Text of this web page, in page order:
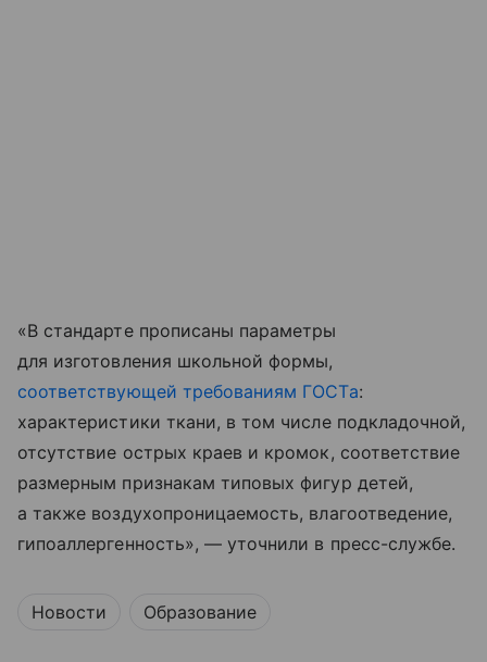
«В стандарте прописаны параметры
для изготовления школьной формы,
соответствующей требованиям ГОСТа:
характеристики ткани, в том числе подкладочной,
отсутствие острых краев и кромок, соответствие
размерным признакам типовых фигур детей,
а также воздухопроницаемость, влагоотведение,
гипоаллергенность», — уточнили в пресс-службе.
Новости Образование